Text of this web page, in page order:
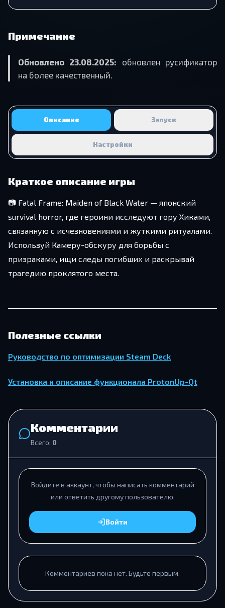
Примечание
Обновлено 23.08.2025: обновлен русификатор
на более качественный.
Описание Запуск
Настройки
Краткое описание игры
📷 Fatal Frame: Maiden of Black Water — японский
survival horror, где героини исследуют гору Хиками,
связанную с исчезновениями и жуткими ритуалами.
Используй Камеру-обскуру для борьбы с
призраками, ищи следы погибших и раскрывай
трагедию проклятого места.
Полезные ссылки
Руководство по оптимизации Steam Deck
Установка и описание функционала ProtonUp-Qt
Комментарии
Всего: 0
Войдите в аккаунт, чтобы написать комментарий
или ответить другому пользователю.
Войти
Комментариев пока нет. Будьте первым.